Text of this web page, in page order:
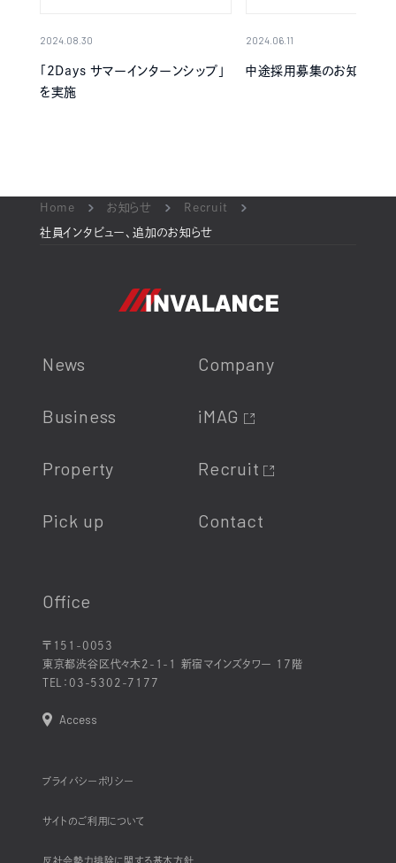
2024.08.30
｢2Days サマーインターンシップ｣
を実施
2024.06.11
中途採用募集のお知らせ
Home お知らせ Recruit
社員インタビュー、追加のお知らせ
News
Business
Property
Pick up
Company
iMAG
Recruit
Contact
Office
〒151-0053
東京都渋谷区代々木2-1-1 新宿マインズタワー 17階
TEL： 03-5302-7177
Access
プライバシーポリシー
サイトのご利用について
反社会勢力排除に関する基本方針